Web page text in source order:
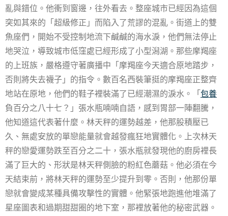
亂與錯位。他衝到窗邊，往外看去。整座城市已經因為這個
突如其來的「超級修正」而陷入了荒謬的混亂。街道上的雙
魚座們，開始不受控制地流下鹹鹹的海水淚，他們無法停止
地哭泣，導致城市低窪處已經形成了小型潟湖。那些摩羯座
的上班族，嚴格遵守著廣播中「摩羯座今天適合原地踏步，
否則將失去襪子」的指令。數百名西裝筆挺的摩羯座正整齊
地站在原地，他們的鞋子裡裝滿了已經潮濕的淚水。「包養
負百分之八十七？」張水瓶喃喃自語，感到胃部一陣翻騰，
他知道這代表著什麼。林天秤的運勢越差，他那股積壓已
久、無處安放的單戀能量就會越發瘋狂地實體化。上次林天
秤的戀愛運勢跌至百分之二十，張水瓶就發現他的廚房裡長
滿了巨大的、形狀是林天秤側臉的粉紅色蘑菇。他必須在今
天結束前，將林天秤的運勢至少提升到零。否則，他那份單
戀就會變成某種具備攻擊性的實體。他緊張地跑進他堆滿了
星座圖表和過期甜甜圈的地下室，那裡放著他的秘密武器。